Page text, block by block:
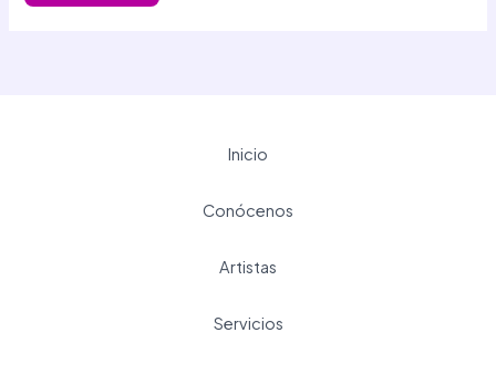
Inicio
Conócenos
Artistas
Servicios